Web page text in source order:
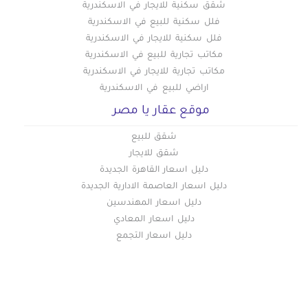
شقق سكنية للايجار في الاسكندرية
فلل سكنية للبيع في الاسكندرية
فلل سكنية للايجار في الاسكندرية
مكاتب تجارية للبيع في الاسكندرية
مكاتب تجارية للايجار في الاسكندرية
اراضي للبيع في الاسكندرية
موقع عقار يا مصر
شقق للبيع
شقق للايجار
دليل اسعار القاهرة الجديدة
دليل اسعار العاصمة الادارية الجديدة
دليل اسعار المهندسين
دليل اسعار المعادي
دليل اسعار التجمع